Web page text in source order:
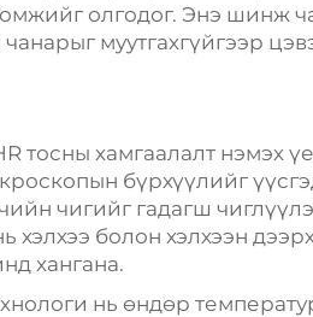
олгодог. Энэ шинж
муутгахгүйгээр
тосны хамгаалалт нэмэх
бүрхүүлийг
чигийг гадагш
хэлхээ болон хэлхээн
хангана.
нь өндөр